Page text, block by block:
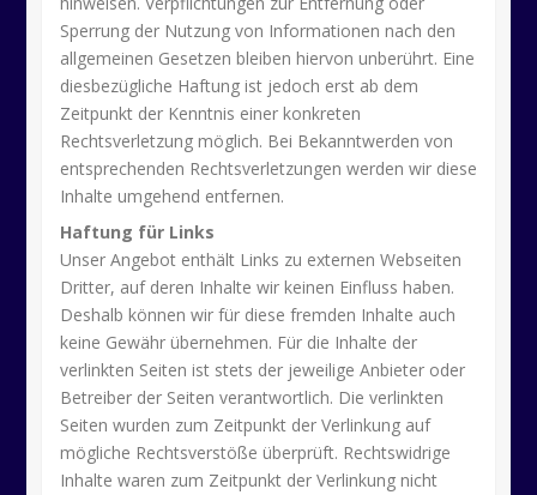
Sperrung der Nutzung von Informationen nach den
allgemeinen Gesetzen bleiben hiervon unberührt. Eine
diesbezügliche Haftung ist jedoch erst ab dem
Zeitpunkt der Kenntnis einer konkreten
Rechtsverletzung möglich. Bei Bekanntwerden von
entsprechenden Rechtsverletzungen werden wir diese
Inhalte umgehend entfernen.
Haftung für Links
Unser Angebot enthält Links zu externen Webseiten
Dritter, auf deren Inhalte wir keinen Einfluss haben.
Deshalb können wir für diese fremden Inhalte auch
keine Gewähr übernehmen. Für die Inhalte der
verlinkten Seiten ist stets der jeweilige Anbieter oder
Betreiber der Seiten verantwortlich. Die verlinkten
Seiten wurden zum Zeitpunkt der Verlinkung auf
mögliche Rechtsverstöße überprüft. Rechtswidrige
Inhalte waren zum Zeitpunkt der Verlinkung nicht